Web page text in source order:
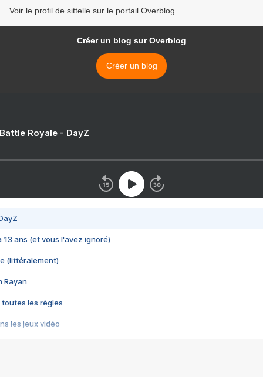
Voir le profil de sittelle sur le portail Overblog
Créer un blog sur Overblog
Créer un blog
Royale - DayZ
13 ans (et vous l'avez ignoré)
(littéralement)
Rayan
toutes les règles
les jeux vidéo